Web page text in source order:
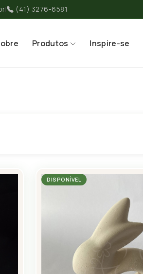
| (41) 3276-6581
Produtos Inspire-se
DISPONÍVEL